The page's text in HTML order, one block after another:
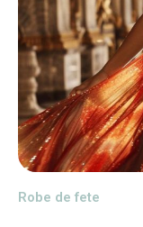
Robe de fete